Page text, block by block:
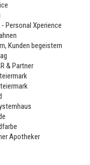
Personal Xperience
Kunden begeistern
& Partner
Apotheker